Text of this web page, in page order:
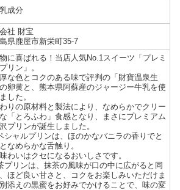
成分
社 財宝
県鹿屋市新栄町35-7
に喜ばれる！当店人気No.1スイーツ「プレミ
リン」。
な色とコクのある味で評判の「財寶温泉生
卵黄と、熊本県阿蘇産のジャージー牛乳を使
した。
りの原材料と製法により、なめらかでクリー
「とろふわ」食感となり、まさにプレミアム
プリンが誕生しました。
シャルプリンは、ほのかなバニラの香りでと
なめらかな舌触り。
わいはクセになるおいしさです。
プリンは、抹茶の風味が口の中に広がると同
ほど良い甘さと、コクをお楽しみいただけま
添えの黒蜜をお好みでかけることで、味の変